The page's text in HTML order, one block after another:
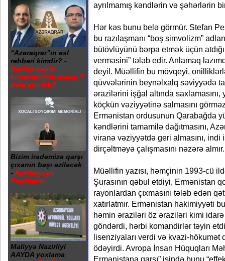
“Azəraqrar”ın əsl
rəhbəri kimdir? -
Nazirin sabiq
komandirinin maaşı 7
dəfə artırılıb?
Bizim iradəmizə qarşı
çıxanın başı əziləcək
- Azərbaycan
Prezidenti
Maliyyə Nazirliyi
AAYDA yoxlama
ayrılmamış kəndlərin və şəhərlərin
Hər kəs bunu belə görmür. Stefan
bu razılaşmanı “boş simvolizm”
bütövlüyünü bərpa etmək üçün
verməsini” tələb edir. Anlamaq
deyil. Müəllifin bu mövqeyi,
qüvvələrinin beynəlxalq səviyyədə
ərazilərini işğal altında
köçkün vəziyyətinə salmasını
Ermənistan ordusunun Qarabağda
kəndlərini tamamilə dağıtmasını,
viranə vəziyyətdə geri almasını, indi
dirçəltməyə çalışmasını nəzərə almır.
Müəllifin yazısı, həmçinin 1993-cü
Şurasının qəbul etdiyi, Ermənistan
rayonlardan çıxmasını tələb edən
xatırlatmır. Ermənistan hakimiyyəti
həmin əraziləri öz əraziləri kimi
göndərdi, hərbi komandirlər təyin
lisenziyaları verdi və kvazi-hökumət
ödəyirdi. Avropa İnsan Hüquqları
Ermənistana qarşı” işində bunu